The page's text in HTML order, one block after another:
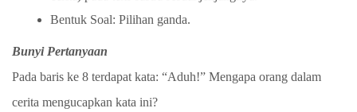
Bentuk Soal: Pilihan ganda.
Bunyi Pertanyaan
Pada baris ke 8 terdapat kata: “Aduh!” Mengapa orang dalam
cerita mengucapkan kata ini?